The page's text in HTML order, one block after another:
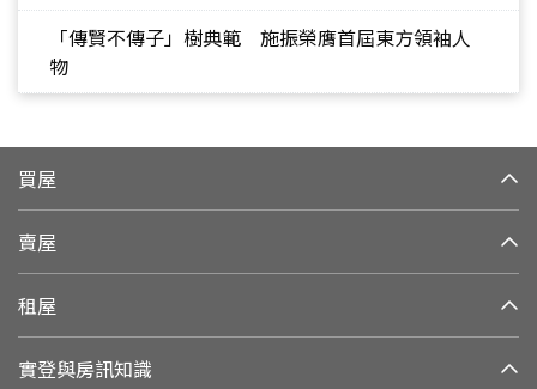
「傳賢不傳子」樹典範 施振榮膺首屆東方領袖人
物
買屋
賣屋
租屋
實登與房訊知識